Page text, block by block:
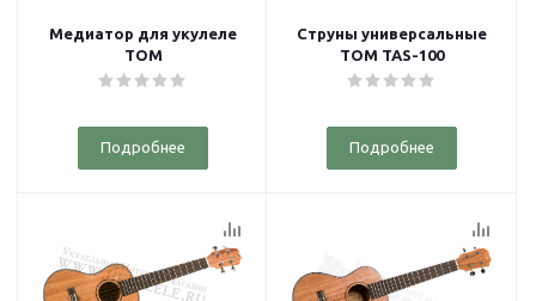
Медиатор для укулеле
TOM
Подробнее
Струны универсальные
TOM TAS-100
Подробнее